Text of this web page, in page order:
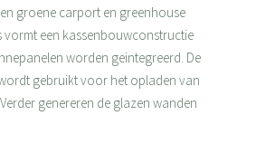
groene carport en greenhouse
vormt een kassenbouwconstructie
worden geintegreerd. De
gebruikt voor het opladen van
genereren de glazen wanden